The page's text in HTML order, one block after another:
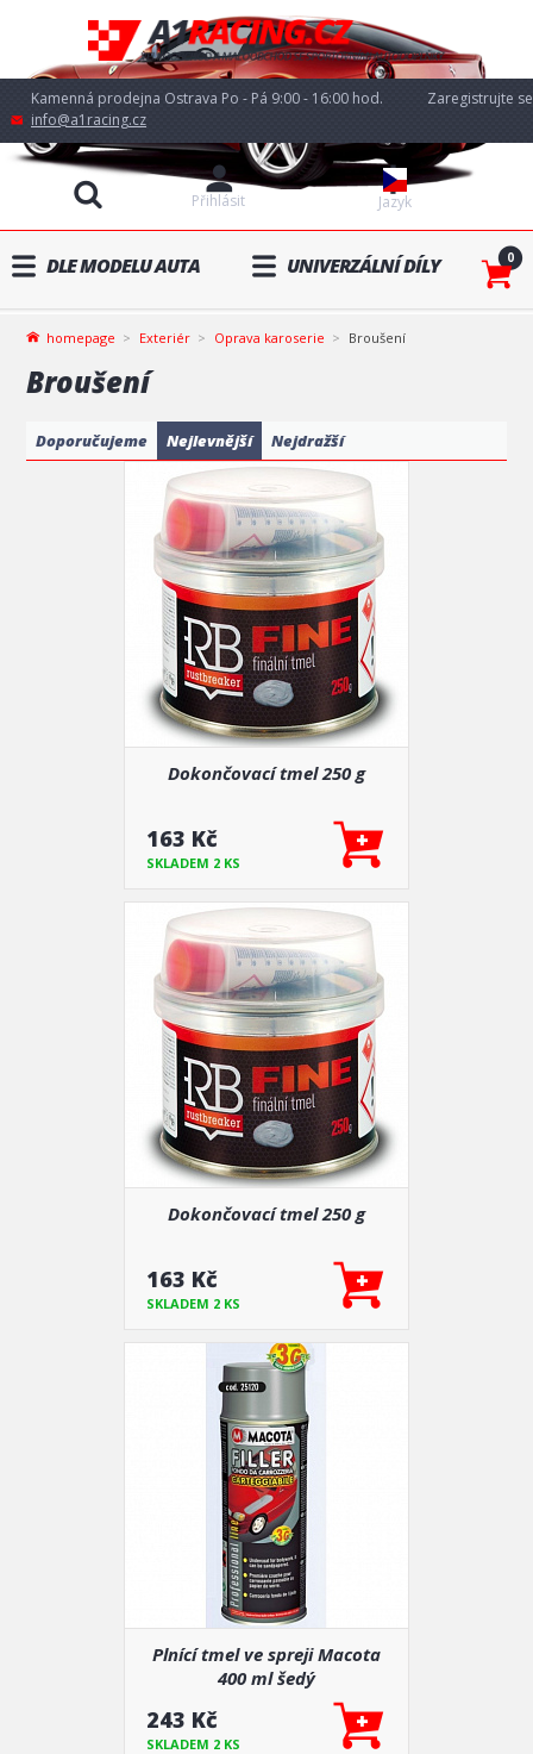
Kamenná prodejna Ostrava Po - Pá 9:00 - 16:00 hod.
info@a1racing.cz
Jazyk
Přihlásit
Zaregistrujte se
DLE MODELU AUTA UNIVERZÁLNÍ DÍLY 0
homepage Exteriér Oprava karoserie Broušení
Broušení
Doporučujeme Nejlevnější Nejdražší
Dokončovací tmel 250 g
163 Kč
SKLADEM 2 KS
Dokončovací tmel 250 g
163 Kč
SKLADEM 2 KS
Plnící tmel ve spreji Macota
400 ml šedý
243 Kč
SKLADEM 2 KS